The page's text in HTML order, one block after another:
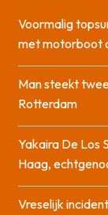
Voormalig
met motorboot
Man steekt
Rotterdam
Yakaira De Los
Haag,
Vreselijk